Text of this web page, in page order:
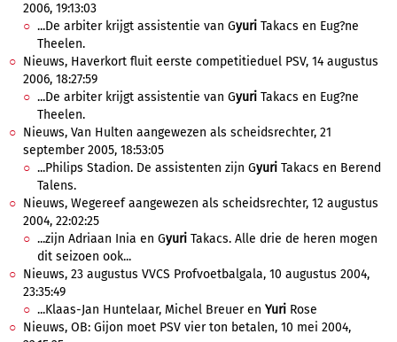
2006, 19:13:03
...De arbiter krijgt assistentie van Gyuri Takacs en Eug?ne
Theelen.
Nieuws, Haverkort fluit eerste competitieduel PSV, 14 augustus
2006, 18:27:59
...De arbiter krijgt assistentie van Gyuri Takacs en Eug?ne
Theelen.
Nieuws, Van Hulten aangewezen als scheidsrechter, 21
september 2005, 18:53:05
...Philips Stadion. De assistenten zijn Gyuri Takacs en Berend
Talens.
Nieuws, Wegereef aangewezen als scheidsrechter, 12 augustus
2004, 22:02:25
...zijn Adriaan Inia en Gyuri Takacs. Alle drie de heren mogen
dit seizoen ook...
Nieuws, 23 augustus VVCS Profvoetbalgala, 10 augustus 2004,
23:35:49
...Klaas-Jan Huntelaar, Michel Breuer en Yuri Rose
Nieuws, OB: Gijon moet PSV vier ton betalen, 10 mei 2004,